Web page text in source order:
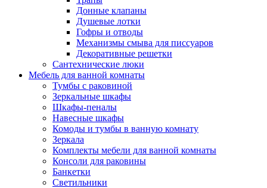
Донные клапаны
Душевые лотки
Гофры и отводы
Механизмы смыва для писсуаров
Декоративные решетки
Сантехнические люки
Мебель для ванной комнаты
Тумбы с раковиной
Зеркальные шкафы
Шкафы-пеналы
Навесные шкафы
Комоды и тумбы в ванную комнату
Зеркала
Комплекты мебели для ванной комнаты
Консоли для раковины
Банкетки
Светильники